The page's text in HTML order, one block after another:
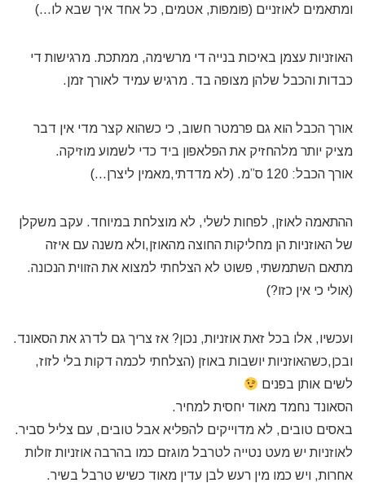
ומתאמים לאוזניים (פומפות, אטמים, כל אחד איך שבא לו…)
האוזניות עצמן באיכות בנייה די מרשימה, ממתכת. מרגישות די
כבדות והכבל שלהן מצופה בד. מרגיש עמיד לאורך זמן.
אורך הכבל הוא גם פרמטר חשוב, כי כשהוא קצר מדי אין דבר
מציק יותר מלהחזיק את הפלאפון ביד כדי לשמוע מוזיקה.
אורך הכבל: 120 ס”מ. (לא מדדתי,מאמין ליצרן…)
ההתאמה לאוזן, לפחות לשלי, לא מוצלחת במיוחד. עקב משקלן
של האוזניות הן מחליקות החוצה מהאוזן,ולא משנה עם איזה
מתאם השתמשתי, פשוט לא הצלחתי למצוא את הזווית הנכונה.
(אולי כי אין כזו?)
ועכשיו, אלו בכל זאת אוזניות, נכון? אז צריך גם לדרג את הסאונד.
ובכן,כשהאוזניות יושבות באוזן (הצלחתי לכמה דקות בלי לזוז,
לשים אותן בפנים
הסאונד נחמד מאוד יחסית למחיר.
באסים טובים, לא מדוייקים להפליא אבל טובים, עם צליל סביר.
לאוזניות יש מעט נטייה לטרבל מוגזם כמו בהרבה אוזניות זולות
אחרות, ויש כמו מין רעש לבן עדין מאוד כשיש טרבל בשיר.